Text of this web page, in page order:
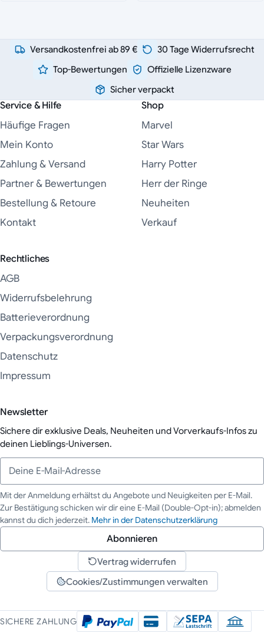
Versandkostenfrei ab 89 €
30 Tage Widerrufsrecht
Top-Bewertungen
Offizielle Lizenzware
Sicher verpackt
Service & Hilfe
Häufige Fragen
Mein Konto
Zahlung & Versand
Partner & Bewertungen
Bestellung & Retoure
Kontakt
Shop
Marvel
Star Wars
Harry Potter
Herr der Ringe
Neuheiten
Verkauf
Rechtliches
AGB
Widerrufsbelehrung
Batterieverordnung
Verpackungsverordnung
Datenschutz
Impressum
Newsletter
Sichere dir exklusive Deals, Neuheiten und Vorverkaufs-Infos zu
deinen Lieblings-Universen.
Deine E-Mail-Adresse
Mit der Anmeldung erhältst du Angebote und Neuigkeiten per E-Mail.
Zur Bestätigung schicken wir dir eine E-Mail (Double-Opt-in); abmelden
kannst du dich jederzeit. Mehr in der Datenschutzerklärung
Abonnieren
Vertrag widerrufen
Cookies/Zustimmungen verwalten
SICHERE ZAHLUNG